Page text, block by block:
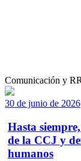
Comunicación y
30 de junio de 2026
Hasta
de la CCJ y
humanos